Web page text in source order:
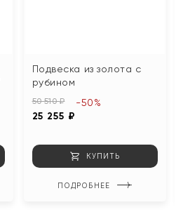
Подвеска из золота с
рубином
50 510 ₽
25 255 ₽
-50%
КУПИТЬ
ПОДРОБНЕЕ